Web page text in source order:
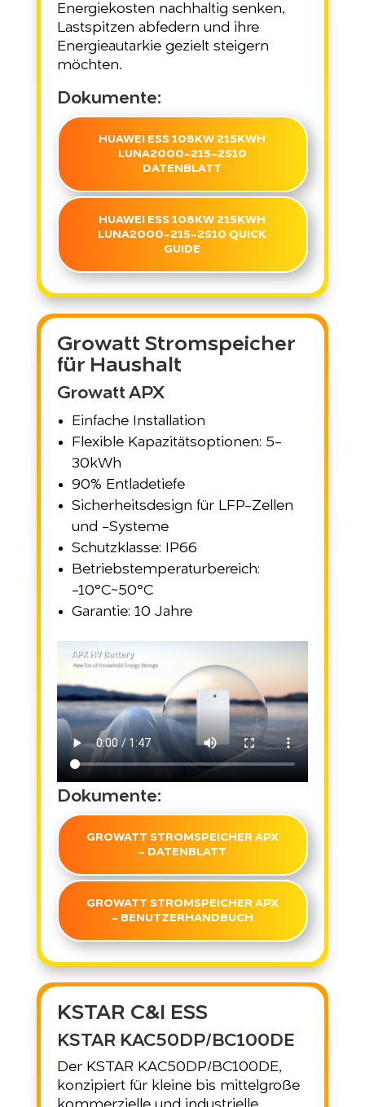
Energiekosten nachhaltig senken,
Lastspitzen abfedern und ihre
Energieautarkie gezielt steigern
möchten.
Dokumente:
HUAWEI ESS 108KW 215KWH
LUNA2000-215-2S10
DATENBLATT
HUAWEI ESS 108KW 215KWH
LUNA2000-215-2S10 QUICK
GUIDE
Growatt Stromspeicher
für Haushalt
Growatt APX
Einfache Installation
Flexible Kapazitätsoptionen: 5-
30kWh
90% Entladetiefe
Sicherheitsdesign für LFP-Zellen
und -Systeme
Schutzklasse: IP66
Betriebstemperaturbereich:
-10°C~50°C
Garantie: 10 Jahre
Dokumente:
GROWATT STROMSPEICHER APX
- DATENBLATT
GROWATT STROMSPEICHER APX
- BENUTZERHANDBUCH
KSTAR C&I ESS
KSTAR KAC50DP/BC100DE
Der KSTAR KAC50DP/BC100DE,
konzipiert für kleine bis mittelgroße